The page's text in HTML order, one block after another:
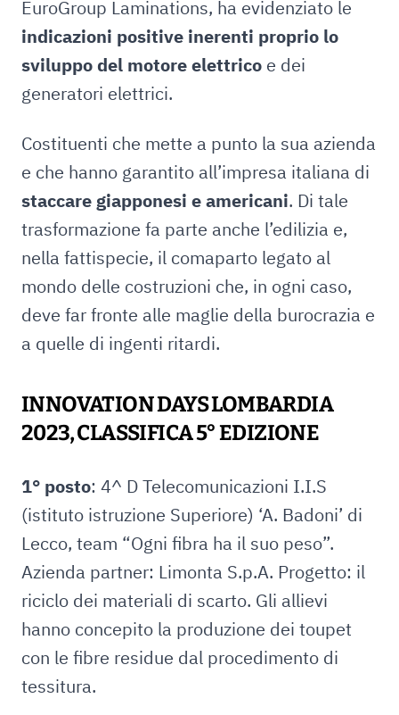
EuroGroup Laminations, ha evidenziato le
indicazioni positive inerenti proprio lo
sviluppo del motore elettrico e dei
generatori elettrici.
Costituenti che mette a punto la sua azienda
e che hanno garantito all’impresa italiana di
staccare giapponesi e americani. Di tale
trasformazione fa parte anche l’edilizia e,
nella fattispecie, il comaparto legato al
mondo delle costruzioni che, in ogni caso,
deve far fronte alle maglie della burocrazia e
a quelle di ingenti ritardi.
INNOVATION DAYS LOMBARDIA
2023, CLASSIFICA 5° EDIZIONE
1° posto: 4^ D Telecomunicazioni I.I.S
(istituto istruzione Superiore) ‘A. Badoni’ di
Lecco, team “Ogni fibra ha il suo peso”.
Azienda partner: Limonta S.p.A. Progetto: il
riciclo dei materiali di scarto. Gli allievi
hanno concepito la produzione dei toupet
con le fibre residue dal procedimento di
tessitura.